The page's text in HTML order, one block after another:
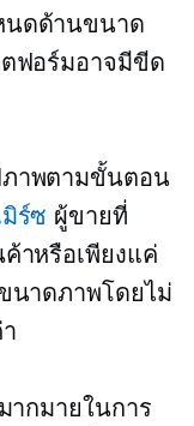
นดด้านขนาด
ฟอร์มอาจมีขีด
าพตามขั้นตอน
ร์ซ ผู้ขายที่
าหรือเพียงแค่
นาดภาพโดยไม่
ากมายในการ